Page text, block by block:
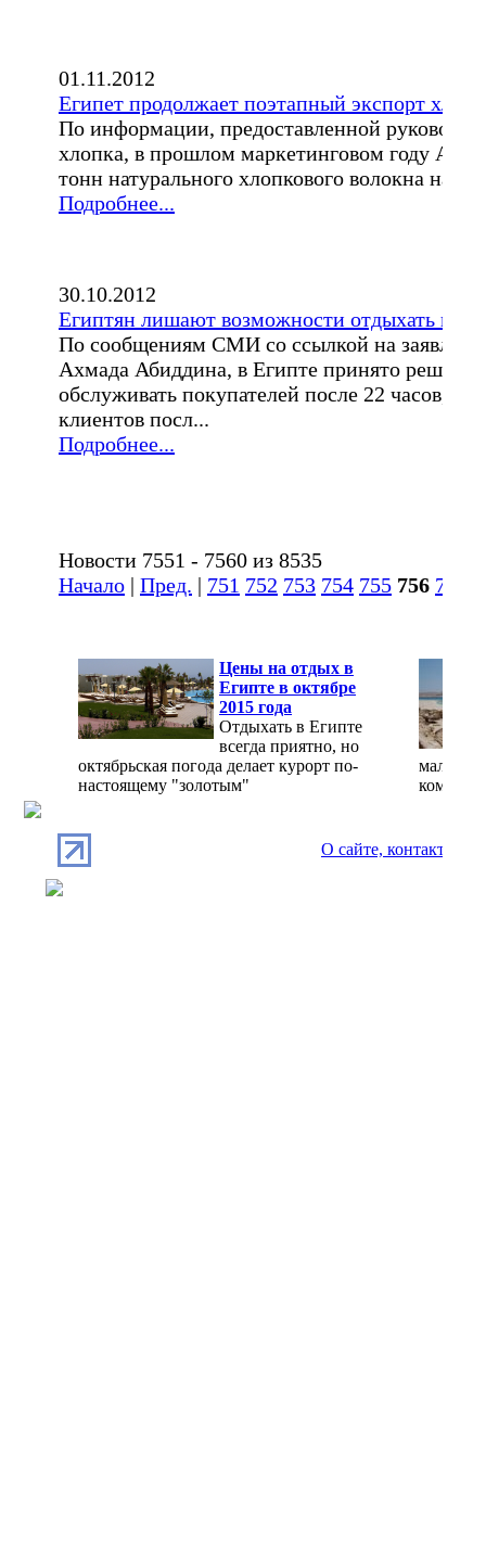
01.11.2012
Египет продолжает поэтапный экспорт
По информации, предоставленной
хлопка, в прошлом маркетинговом году
тонн натурального хлопкового волокна на
Подробнее...
30.10.2012
Египтян лишают возможности отдыхать в
По сообщениям СМИ со ссылкой на
Ахмада Абиддина, в Египте принято
обслуживать покупателей после 22 часов, а
клиентов посл...
Подробнее...
Новости 7551 - 7560 из 8535
Начало | Пред. | 751 752 753 754 755 756 757
Цены на отдых в
Египте в октябре
2015 года
Отдыхать в Египте
всегда приятно, но
октябрьская погода делает курорт по-
настоящему "золотым"
мало, а
О сайте, контакты